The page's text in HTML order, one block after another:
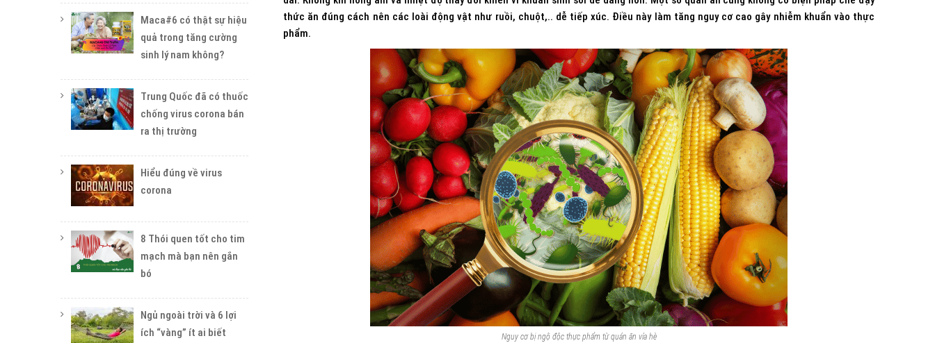
Maca#6 có thật sự hiệu
quả trong tăng cường
sinh lý nam không?
Trung Quốc đã có thuốc
chống virus corona bán
ra thị trường
Hiểu đúng về virus
corona
8 Thói quen tốt cho tim
mạch mà bạn nên gắn
bó
Ngủ ngoài trời và 6 lợi
ích “vàng” ít ai biết
thức ăn đúng cách nên các loài động vật như ruồi, chuột,.. dễ tiếp xúc. Điều này làm tăng nguy cơ cao gây nhiễm khuẩn vào thực
phẩm.
Nguy cơ bị ngộ độc thực phẩm từ quán ăn vỉa hè